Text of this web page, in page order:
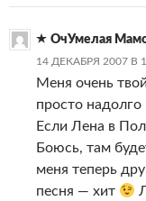
ОчУмелая
14 ДЕКАБРЯ 2007 В
Меня очень
просто надолго
Если Лена в
Боюсь, там
меня теперь
песня — хит